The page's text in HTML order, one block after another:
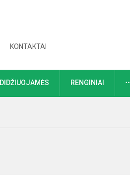
KONTAKTAI
DIDŽIUOJAMĖS RENGINIAI